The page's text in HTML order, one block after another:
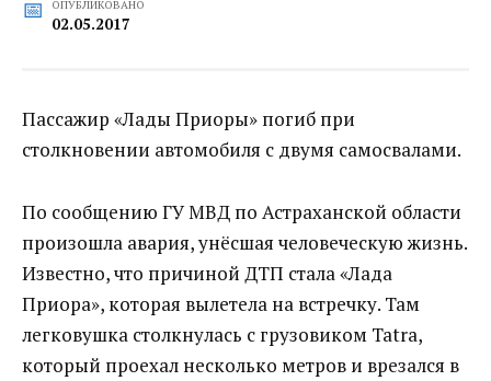
ОПУБЛИКОВАНО
02.05.2017
Пассажир «Лады Приоры» погиб при
столкновении автомобиля с двумя самосвалами.
По сообщению ГУ МВД по Астраханской области
произошла авария, унёсшая человеческую жизнь.
Известно, что причиной ДТП стала «Лада
Приора», которая вылетела на встречку. Там
легковушка столкнулась с грузовиком Tatra,
который проехал несколько метров и врезался в